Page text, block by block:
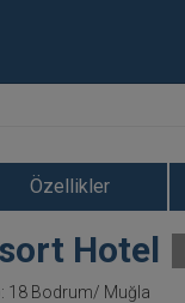
Özellikler
Hotel
18 Bodrum/ Muğla